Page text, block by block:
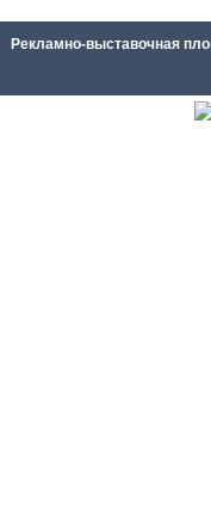
Рекламно-выставочная